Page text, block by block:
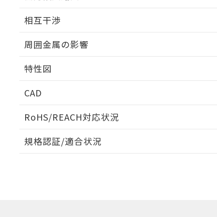
相互干渉
周囲金属の影響
特性図
CAD
RoHS/REACH対応状況
EU RoHS 注意事項・凡例
規格認証/適合状況